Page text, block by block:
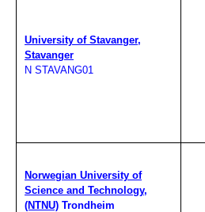
University of Stavanger,
Stavanger
N STAVANG01
Norwegian University of
Science and Technology,
(NTNU) Trondheim